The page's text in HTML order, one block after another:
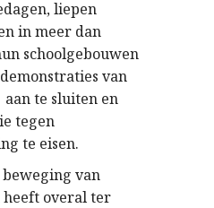
liepen
in meer dan
schoolgebouwen
van
te sluiten en
tegen
te eisen.
van
overal ter